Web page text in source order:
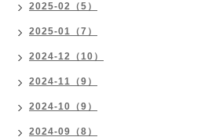
2025-02（5）
2025-01（7）
2024-12（10）
2024-11（9）
2024-10（9）
2024-09（8）